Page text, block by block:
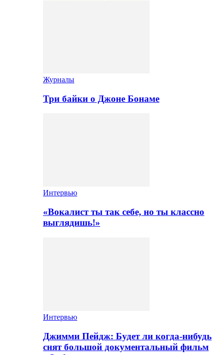
Журналы
Три байки о Джоне Бонаме
Интервью
«Вокалист ты так себе, но ты классно
выглядишь!»
Интервью
Джимми Пейдж: Будет ли когда-нибудь
снят большой документальный фильм